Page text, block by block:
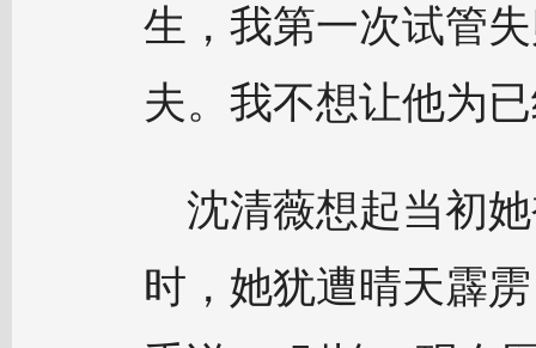
生，我第一次试管
夫。我不想让他为
沈清薇想起当初
时，她犹遭晴天霹